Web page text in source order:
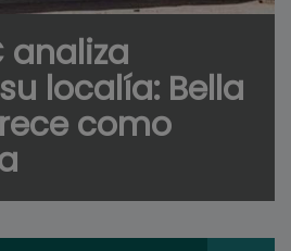
analiza
localía: Bella
como